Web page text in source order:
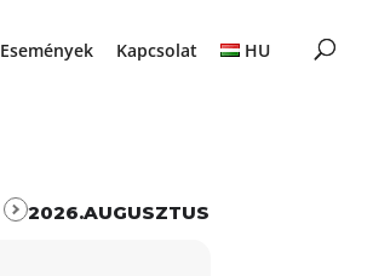
Események Kapcsolat HU
2026.AUGUSZTUS